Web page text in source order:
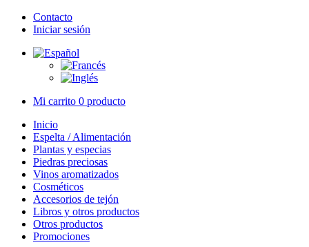
Contacto
Iniciar sesión
Mi carrito 0 producto
Inicio
Espelta / Alimentación
Plantas y especias
Piedras preciosas
Vinos aromatizados
Cosméticos
Accesorios de tejón
Libros y otros productos
Otros productos
Promociones